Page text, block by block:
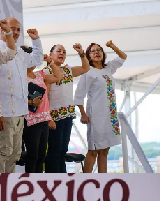
en todo el país, las y los
neoliberalismo depredador. Los
planeados fueron abandonados a
Ello trajo consigo el aumento de la
abandono a la educación, la
y del materialismo. Hoy
esas consecuencias. Puedo
está llegando, que los
mexicano se difunden cada
es una realidad en nuestro amado
diariamente, desde el territorio,
a quienes más lo necesitan”.